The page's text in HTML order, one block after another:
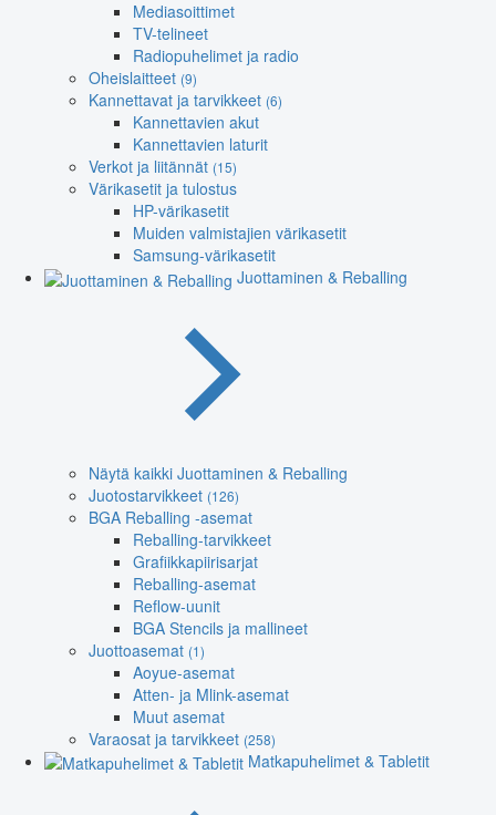
Mediasoittimet
TV-telineet
Radiopuhelimet ja radio
Oheislaitteet (9)
Kannettavat ja tarvikkeet (6)
Kannettavien akut
Kannettavien laturit
Verkot ja liitännät (15)
Värikasetit ja tulostus
HP-värikasetit
Muiden valmistajien värikasetit
Samsung-värikasetit
Juottaminen & Reballing
Näytä kaikki Juottaminen & Reballing
Juotostarvikkeet (126)
BGA Reballing -asemat
Reballing-tarvikkeet
Grafiikkapiirisarjat
Reballing-asemat
Reflow-uunit
BGA Stencils ja mallineet
Juottoasemat (1)
Aoyue-asemat
Atten- ja Mlink-asemat
Muut asemat
Varaosat ja tarvikkeet (258)
Matkapuhelimet & Tabletit